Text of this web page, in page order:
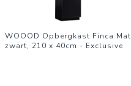
WOOOD Opbergkast Finca Mat
zwart, 210 x 40cm - Exclusive